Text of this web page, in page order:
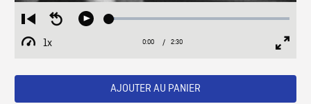
Restart
from
beginning
Seek
Play Loaded:
1x
Playback
Current
0:00 / Duration
2:30
AJOUTER AU PANIER